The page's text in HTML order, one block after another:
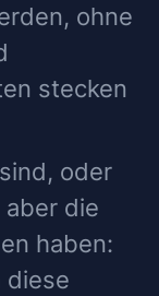
ohne
stecken
oder
die
haben:
diese